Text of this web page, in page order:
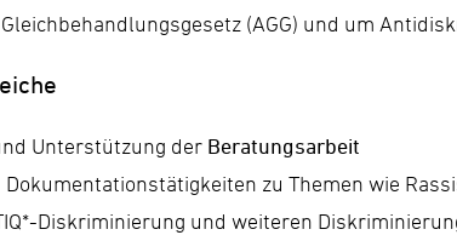
(AGG) und um
Unterstützung der Beratungsarbeit
Dokumentationstätigkeiten zu Themen wie
Diskriminierung und weiteren